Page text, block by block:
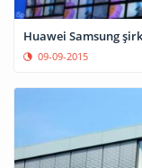
09-09-2015